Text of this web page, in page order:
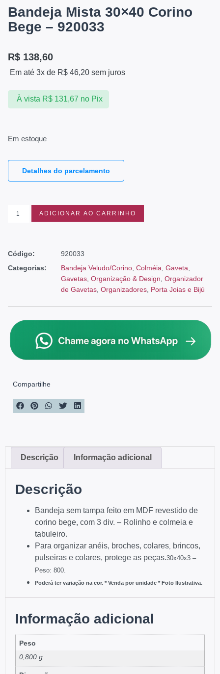
Bandeja Mista 30×40 Corino
Bege – 920033
R$ 138,60
Em até 3x de R$ 46,20 sem juros
À vista R$131,67 no Pix
Em estoque
Detalhes do parcelamento
ADICIONAR AO CARRINHO
Código:
920033
Categorias:
Bandeja Veludo/Corino Colméia Gaveta
Gavetas Organização & Design Organizador
de Gavetas Organizadores Porta Joias e Bijú
Compartilhe
Descrição Informação adicional
Descrição
Bandeja sem tampa feito em MDF revestido de
corino bege, com 3 div. – Rolinho e colmeia e
tabuleiro.
Para organizar anéis, broches, colares brincos,
pulseiras e colares, protege as peças.30x40x3 –
Peso: 800.
Poderá ter variação na cor. * Venda por unidade * Foto Ilustrativa.
Informação adicional
Peso
0,800 g